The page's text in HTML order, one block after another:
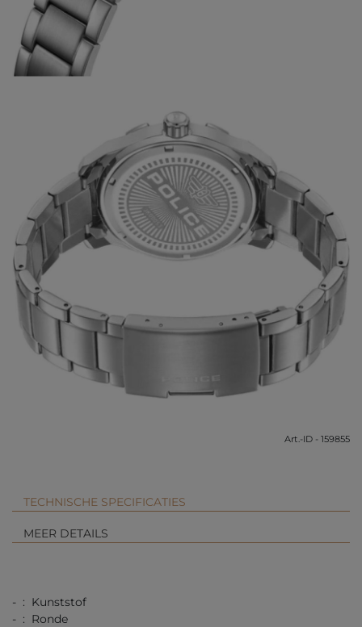
Art.-ID - 159855
TECHNISCHE SPECIFICATIES
MEER DETAILS
- : Kunststof
- : Ronde